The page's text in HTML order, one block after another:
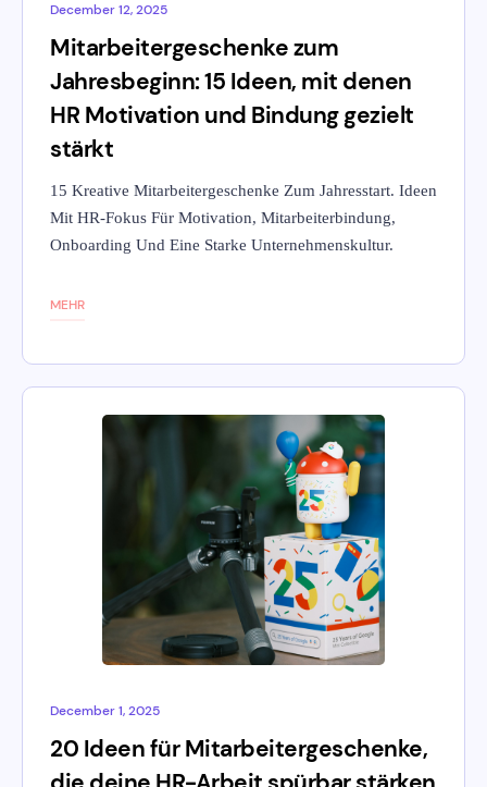
December 12, 2025
Mitarbeitergeschenke zum
Jahresbeginn: 15 Ideen, mit denen
HR Motivation und Bindung gezielt
stärkt
15 Kreative Mitarbeitergeschenke Zum Jahresstart. Ideen
Mit HR-Fokus Für Motivation, Mitarbeiterbindung,
Onboarding Und Eine Starke Unternehmenskultur.
MEHR
December 1, 2025
20 Ideen für Mitarbeitergeschenke,